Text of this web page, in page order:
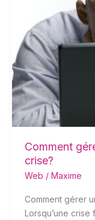
Comment
crise?
Web / Maxime
Comment gérer
Lorsqu’une
une
communication
de
crise?